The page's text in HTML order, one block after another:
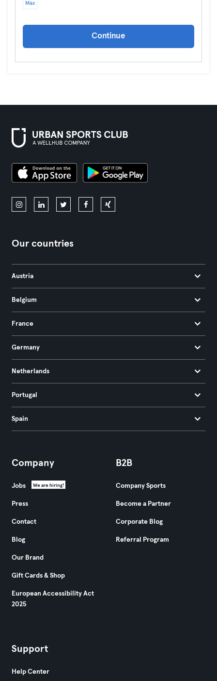
Max
Continue
Our countries
Austria
Belgium
France
Germany
Netherlands
Portugal
Spain
Company
Jobs We are hiring!
Press
Contact
Blog
Our Brand
Gift Cards & Shop
European Accessibility Act
2025
B2B
Company Sports
Become a Partner
Corporate Blog
Referral Program
Support
Help Center